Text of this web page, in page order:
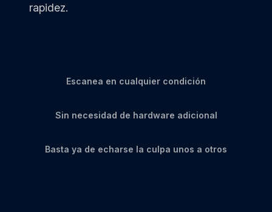
rapidez.
Escanea en cualquier condición
Sin necesidad de hardware adicional
Basta ya de echarse la culpa unos a otros